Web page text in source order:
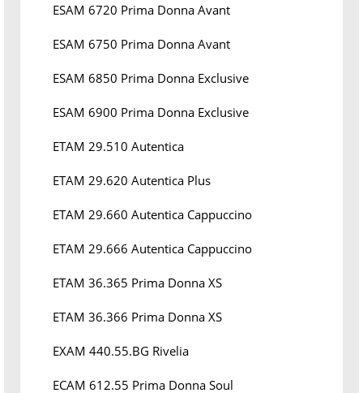
ESAM 6720 Prima Donna Avant
ESAM 6750 Prima Donna Avant
ESAM 6850 Prima Donna Exclusive
ESAM 6900 Prima Donna Exclusive
ETAM 29.510 Autentica
ETAM 29.620 Autentica Plus
ETAM 29.660 Autentica Cappuccino
ETAM 29.666 Autentica Cappuccino
ETAM 36.365 Prima Donna XS
ETAM 36.366 Prima Donna XS
EXAM 440.55.BG Rivelia
ECAM 612.55 Prima Donna Soul